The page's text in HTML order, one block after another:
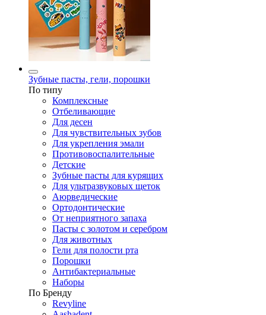
Зубные пасты, гели, порошки
По типу
Комплексные
Отбеливающие
Для десен
Для чувствительных зубов
Для укрепления эмали
Противовоспалительные
Детские
Зубные пасты для курящих
Для ультразвуковых щеток
Аюрведические
Ортодонтические
От неприятного запаха
Пасты с золотом и серебром
Для животных
Гели для полости рта
Порошки
Антибактериальные
Наборы
По Бренду
Revyline